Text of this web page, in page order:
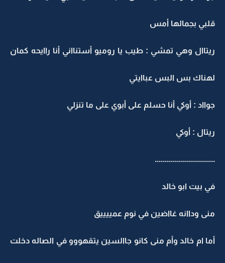
قلبي بجمالها أمس
ريتاال وهي تمشي : طيب يا روميو أستنااني أنا راايحه كمان
لهناك بس البس عباايتي
جوااد : أوكي أنا حسلم على أبوي على ما تنزلي
ريتال : أوكي
..............................
في بيت ابو خالد
منى وداانه غااضين في نوم عمييييق
أما ام خالد وأم منى كانو جاالسين يتقهووو في الصاله دخلت